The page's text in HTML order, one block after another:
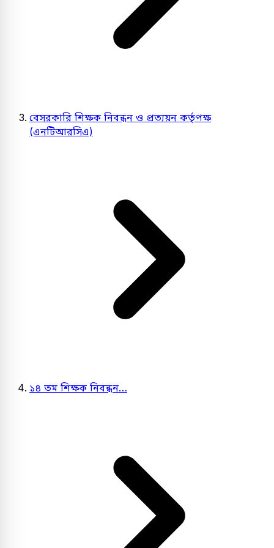
বেসরকারি শিক্ষক নিবন্ধন ও প্রত্যয়ন কর্তৃপক্ষ
(এনটিআরসিএ)
১৪ তম শিক্ষক নিবন্ধন…